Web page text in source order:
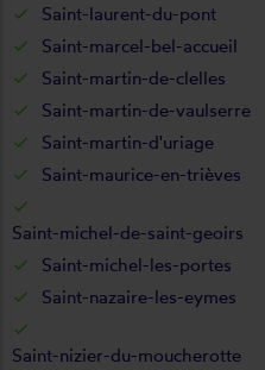
Saint-laurent-du-pont
Saint-marcel-bel-accueil
Saint-martin-de-clelles
Saint-martin-de-vaulserre
Saint-martin-d'uriage
Saint-maurice-en-trièves
Saint-michel-de-saint-geoirs
Saint-michel-les-portes
Saint-nazaire-les-eymes
Saint-nizier-du-moucherotte